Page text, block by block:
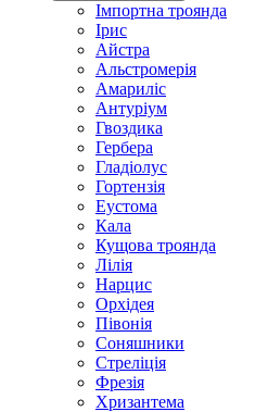
Імпортна троянда
Ірис
Айстра
Альстромерія
Амариліс
Антуріум
Гвоздика
Гербера
Гладіолус
Гортензія
Еустома
Кала
Кущова троянда
Лілія
Нарцис
Орхідея
Півонія
Соняшники
Стреліція
Фрезія
Хризантема